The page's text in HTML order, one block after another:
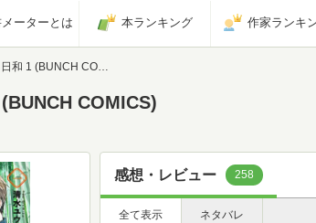
ーターとは 本ランキング 作家ランキ
1 (BUNCH COMICS)
COMICS)
感想・レビュー 258
全て表示 ネタバレ